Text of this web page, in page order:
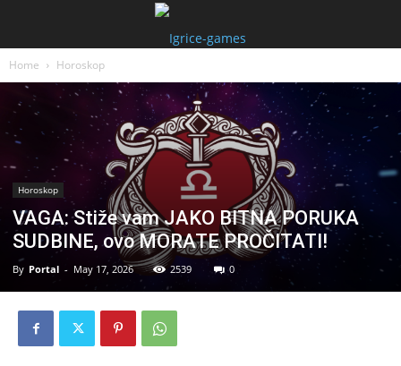
Home Horoskop
Horoskop
VAGA: Stiže vam JAKO BITNA PORUKA
SUDBINE, ovo MORATE PROČITATI!
By Portal - May 17, 2026 2539 0